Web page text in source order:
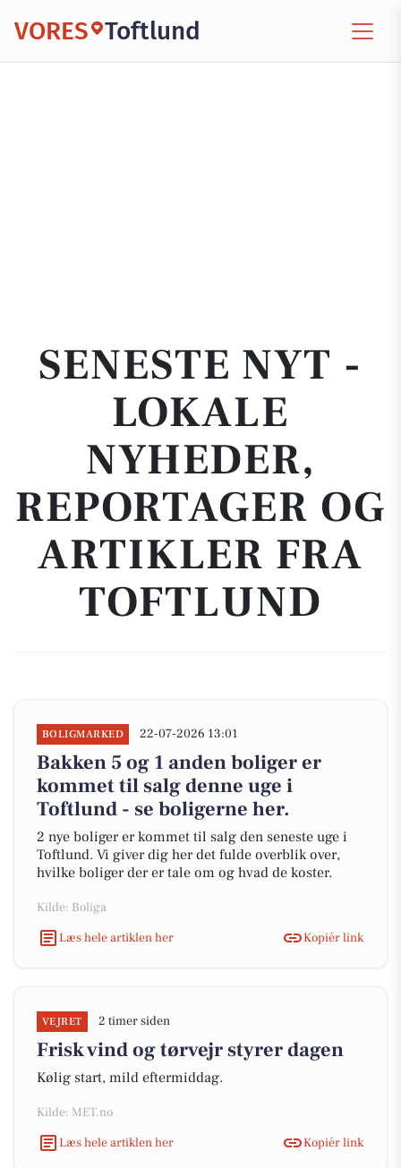
VORES Toftlund
SENESTE NYT -
LOKALE
NYHEDER,
REPORTAGER OG
ARTIKLER FRA
TOFTLUND
BOLIGMARKED 22-07-2026 13:01
Bakken 5 og 1 anden boliger er
kommet til salg denne uge i
Toftlund - se boligerne her.
2 nye boliger er kommet til salg den seneste uge i
Toftlund. Vi giver dig her det fulde overblik over,
hvilke boliger der er tale om og hvad de koster.
Kilde: Boliga
Læs hele artiklen her
Kopiér link
VEJRET 2 timer siden
Frisk vind og tørvejr styrer dagen
Kølig start, mild eftermiddag.
Kilde: MET.no
Læs hele artiklen her
Kopiér link